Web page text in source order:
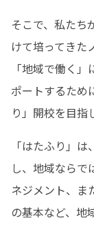
そこで、私たち
けて培ってきた
「地域で働く
ポートするため
り」開校を目指
「はたふり」
し、地域なら
ネジメント、ま
の基本など、地